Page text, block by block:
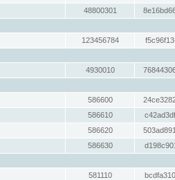
48800301
123456784
4930010
586600
586610
586620
586630
581110